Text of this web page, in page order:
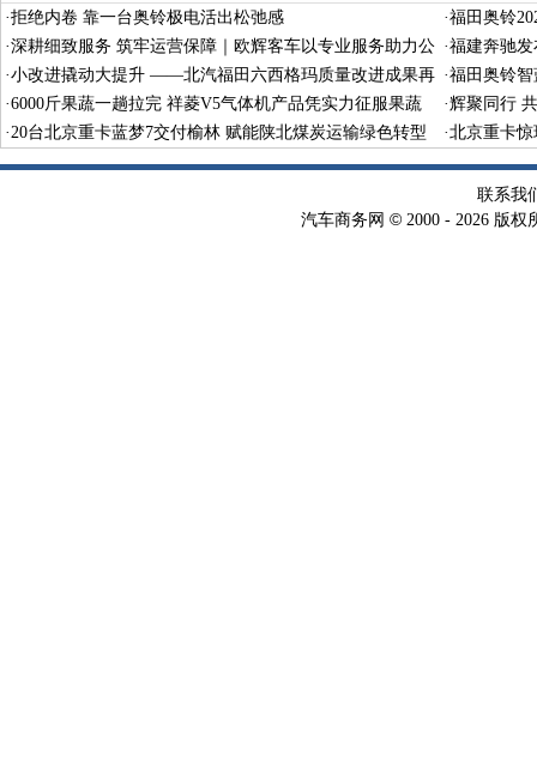
·拒绝内卷 靠一台奥铃极电活出松弛感 ·福田奥铃
义驱动长效
·深耕细致服务 筑牢运营保障｜欧辉客车以专业服务助力公
交平稳运行
·福建奔驰发
·小改进撬动大提升 ——北汽福田六西格玛质量改进成果再
获国家级殊荣
·福田奥铃
·6000斤果蔬一趟拉完 祥菱V5气体机产品凭实力征服果蔬
生意人
·辉聚同行
启航
·20台北京重卡蓝梦7交付榆林 赋能陕北煤炭运输绿色转型 ·北京重卡
联系我
汽车商务网 © 2000 - 2026 版权